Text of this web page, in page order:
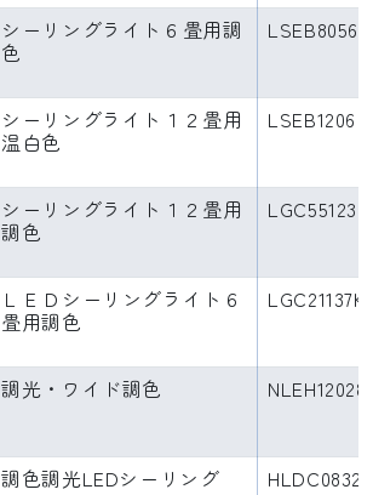
シーリングライト６畳用調
色
LSEB8056
シーリングライト１２畳用
温白色
LSEB1206
シーリングライト１２畳用
調色
LGC55123
ＬＥＤシーリングライト６
畳用調色
LGC21137K
調光・ワイド調色
調色調光LEDシーリング